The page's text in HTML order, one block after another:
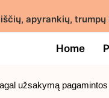
apyrankių, trumpų
Home
užsakymą